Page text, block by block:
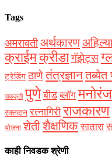
Tags
अमरावती अर्थकारण
क्राईमक्रीडागॅझेट्स
ट्रेडिंग ठाणेतंत्रज्ञानतब्येत
पाककृती पुणे बीड ब्लॉग
रक्‍तदान रत्नागिरी राजकारण
योजना शेतीशैक्षणिक सातारा
काही निवडक श्रेणी